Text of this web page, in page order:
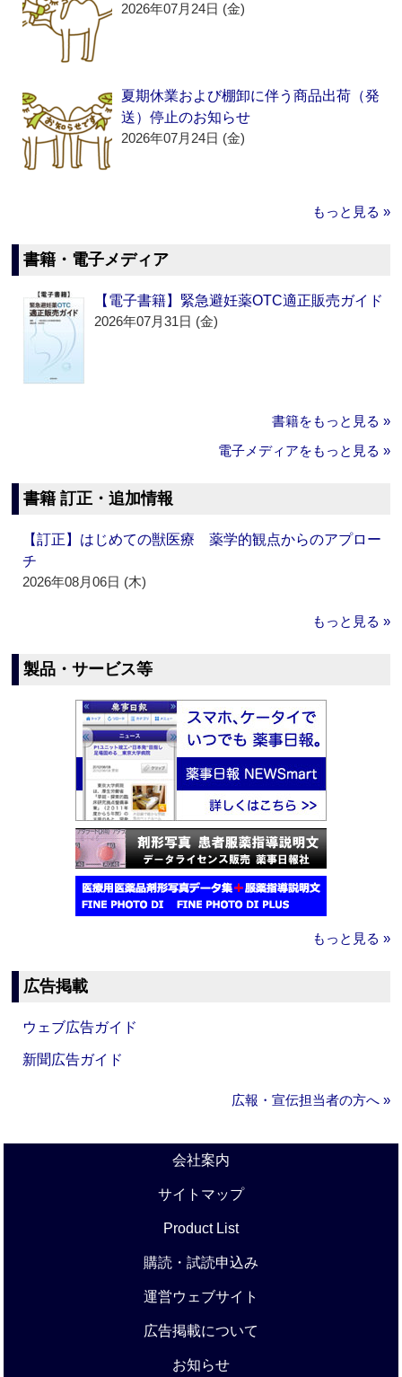
2026年07月24日 (金)
夏期休業および棚卸に伴う商品出荷（発
送）停止のお知らせ
2026年07月24日 (金)
もっと見る »
書籍・電子メディア
【電子書籍】緊急避妊薬OTC適正販売ガイド
2026年07月31日 (金)
書籍をもっと見る »
電子メディアをもっと見る »
書籍 訂正・追加情報
【訂正】はじめての獣医療 薬学的観点からのアプロー
チ
2026年08月06日 (木)
もっと見る »
製品・サービス等
もっと見る »
広告掲載
ウェブ広告ガイド
新聞広告ガイド
広報・宣伝担当者の方へ »
会社案内
サイトマップ
Product List
購読・試読申込み
運営ウェブサイト
広告掲載について
お知らせ